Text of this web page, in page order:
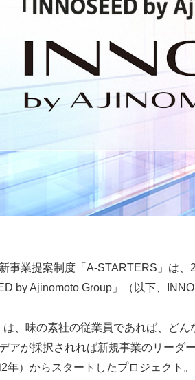
事業提案制度「A-STARTERS」は
by Ajinomoto Group」（以下、
は、味の素社の従業員であれば、ど
アが採択されれば新規事業のリーダ
年）からスタートしたプロジェクト